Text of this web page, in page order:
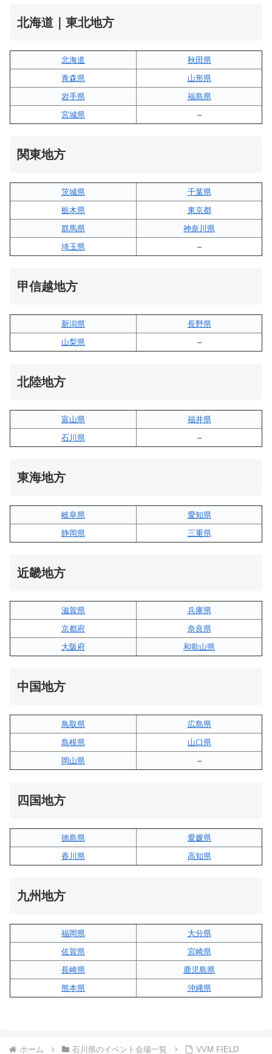
北海道｜東北地方
北海道
秋田県
青森県
山形県
岩手県
福島県
宮城県
–
関東地方
茨城県
千葉県
栃木県
東京都
群馬県
神奈川県
埼玉県
–
甲信越地方
新潟県
長野県
山梨県
–
北陸地方
富山県
福井県
石川県
–
東海地方
岐阜県
愛知県
静岡県
三重県
近畿地方
滋賀県
兵庫県
京都府
奈良県
大阪府
和歌山県
中国地方
鳥取県
広島県
島根県
山口県
岡山県
–
四国地方
徳島県
愛媛県
香川県
高知県
九州地方
福岡県
大分県
佐賀県
宮崎県
長崎県
鹿児島県
熊本県
沖縄県
ホーム 石川県のイベント会場一覧 VVM FIELD